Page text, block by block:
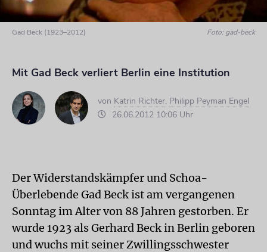
Gad Beck (1923–2012) Foto: gad-beck
Mit Gad Beck verliert Berlin eine Institution
von Katrin Richter, Philipp Peyman Engel
26.06.2012 10:06 Uhr
Der Widerstandskämpfer und Schoa-
Überlebende Gad Beck ist am vergangenen
Sonntag im Alter von 88 Jahren gestorben. Er
wurde 1923 als Gerhard Beck in Berlin geboren
und wuchs mit seiner Zwillingsschwester